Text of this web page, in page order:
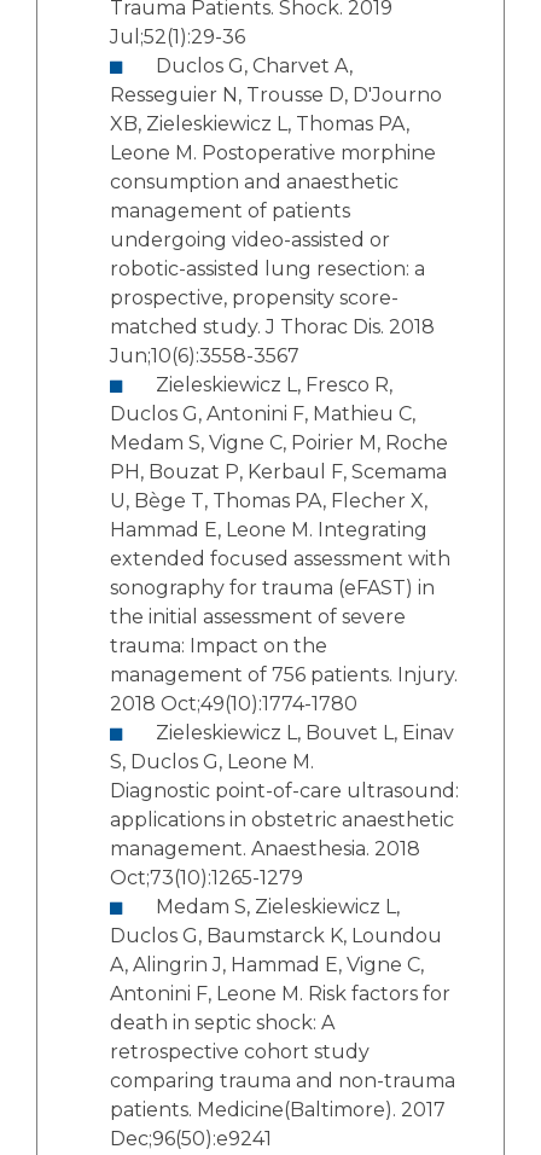
Trauma Patients. Shock. 2019
Jul;52(1):29-36
Resseguier N, Trousse D, D'Journo
XB, Zieleskiewicz L, Thomas PA,
Leone M. Postoperative morphine
consumption and anaesthetic
management of patients
undergoing video-assisted or
robotic-assisted lung resection: a
prospective, propensity score-
matched study. J Thorac Dis. 2018
Jun;10(6):3558-3567
Duclos G, Antonini F, Mathieu C,
Medam S, Vigne C, Poirier M, Roche
PH, Bouzat P, Kerbaul F, Scemama
U, Bège T, Thomas PA, Flecher X,
Hammad E, Leone M. Integrating
extended focused assessment with
sonography for trauma (eFAST) in
the initial assessment of severe
trauma: Impact on the
management of 756 patients. Injury.
2018 Oct;49(10):1774-1780
S, Duclos G, Leone M.
Diagnostic point-of-care ultrasound:
applications in obstetric anaesthetic
management. Anaesthesia. 2018
Oct;73(10):1265-1279
Duclos G, Baumstarck K, Loundou
A, Alingrin J, Hammad E, Vigne C,
Antonini F, Leone M. Risk factors for
death in septic shock: A
retrospective cohort study
comparing trauma and non-trauma
patients. Medicine(Baltimore). 2017
Dec;96(50):e9241